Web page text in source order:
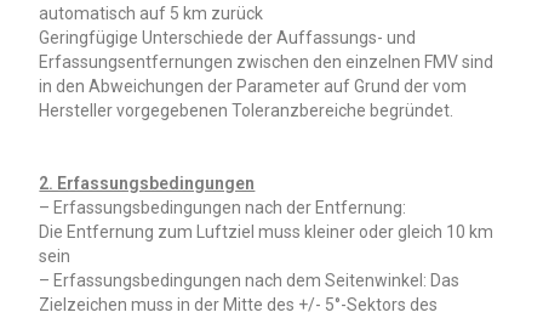
automatisch auf 5 km zurück
Geringfügige Unterschiede der Auffassungs- und
Erfassungsentfernungen zwischen den einzelnen FMV sind
in den Abweichungen der Parameter auf Grund der vom
Hersteller vorgegebenen Toleranzbereiche begründet.
2. Erfassungsbedingungen
– Erfassungsbedingungen nach der Entfernung:
Die Entfernung zum Luftziel muss kleiner oder gleich 10 km
sein
– Erfassungsbedingungen nach dem Seitenwinkel: Das
Zielzeichen muss in der Mitte des +/- 5°-Sektors des